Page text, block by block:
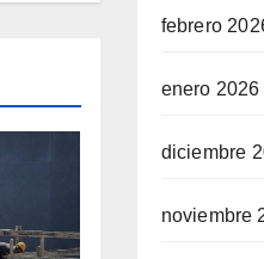
febrero
enero 2026
diciembre
noviembre